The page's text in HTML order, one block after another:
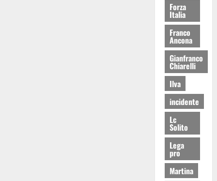
Forza
Italia
Franco
Ancona
Gianfranco
Chiarelli
Ilva
incidente
Lc
Solito
Lega
pro
Martina